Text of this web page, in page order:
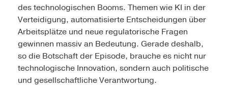
des technologischen Booms. Themen wie KI in der
Verteidigung, automatisierte Entscheidungen über
Arbeitsplätze und neue regulatorische Fragen
gewinnen massiv an Bedeutung. Gerade deshalb,
so die Botschaft der Episode, brauche es nicht nur
technologische Innovation, sondern auch politische
und gesellschaftliche Verantwortung.